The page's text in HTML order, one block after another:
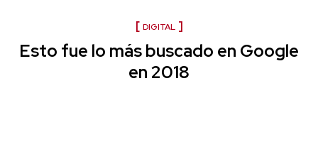
DIGITAL
Esto fue lo más buscado en Google
en 2018